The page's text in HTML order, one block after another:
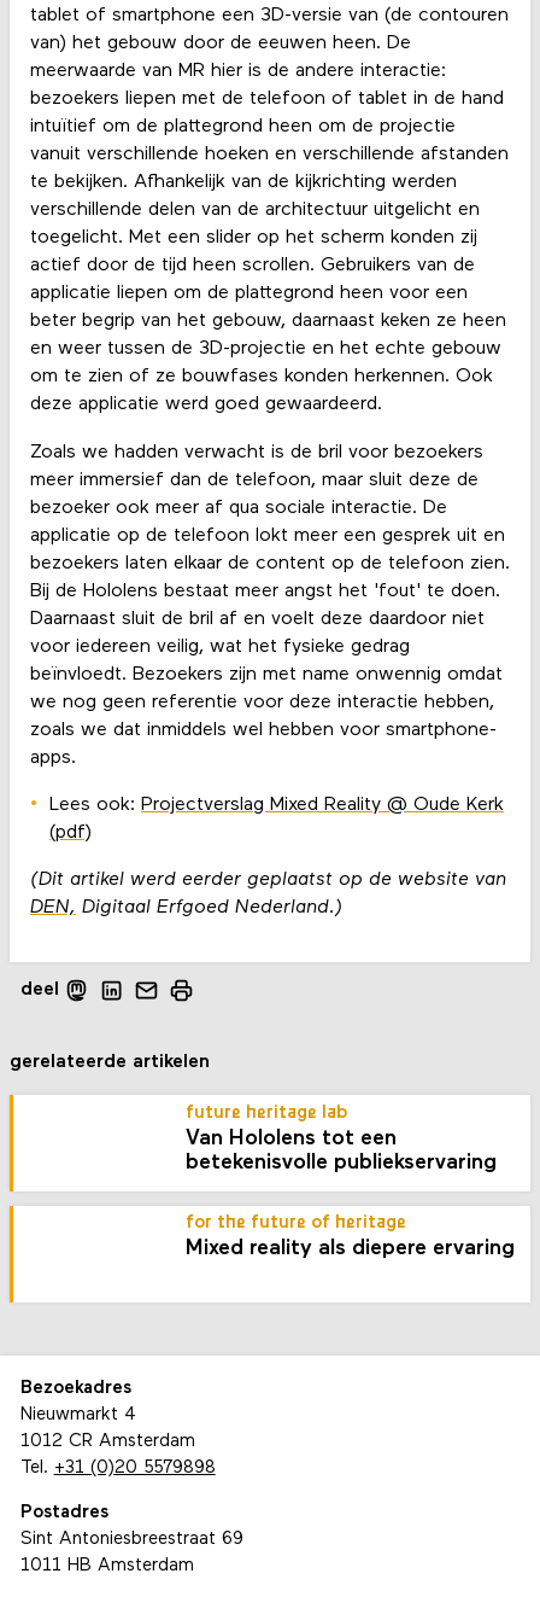
tablet of smartphone een 3D-versie van (de contouren
van) het gebouw door de eeuwen heen. De
meerwaarde van MR hier is de andere interactie:
bezoekers liepen met de telefoon of tablet in de hand
intuïtief om de plattegrond heen om de projectie
vanuit verschillende hoeken en verschillende afstanden
te bekijken. Afhankelijk van de kijkrichting werden
verschillende delen van de architectuur uitgelicht en
toegelicht. Met een slider op het scherm konden zij
actief door de tijd heen scrollen. Gebruikers van de
applicatie liepen om de plattegrond heen voor een
beter begrip van het gebouw, daarnaast keken ze heen
en weer tussen de 3D-projectie en het echte gebouw
om te zien of ze bouwfases konden herkennen. Ook
deze applicatie werd goed gewaardeerd.
Zoals we hadden verwacht is de bril voor bezoekers
meer immersief dan de telefoon, maar sluit deze de
bezoeker ook meer af qua sociale interactie. De
applicatie op de telefoon lokt meer een gesprek uit en
bezoekers laten elkaar de content op de telefoon zien.
Bij de Hololens bestaat meer angst het 'fout' te doen.
Daarnaast sluit de bril af en voelt deze daardoor niet
voor iedereen veilig, wat het fysieke gedrag
beïnvloedt. Bezoekers zijn met name onwennig omdat
we nog geen referentie voor deze interactie hebben,
zoals we dat inmiddels wel hebben voor smartphone-
apps.
Lees ook: Projectverslag Mixed Reality @ Oude Kerk
(pdf)
(Dit artikel werd eerder geplaatst op de website van
DEN, Digitaal Erfgoed Nederland.)
deel
gerelateerde artikelen
future heritage lab
Van Hololens tot een
betekenisvolle publiekservaring
for the future of heritage
Mixed reality als diepere ervaring
Bezoekadres
Nieuwmarkt 4
1012 CR Amsterdam
Tel. +31 (0)20 5579898
Postadres
Sint Antoniesbreestraat 69
1011 HB Amsterdam